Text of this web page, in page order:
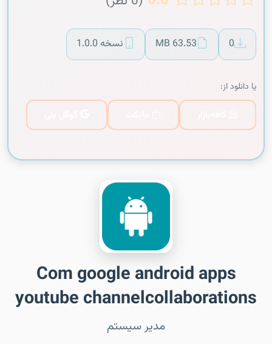
0
63.53 MB نسخه 1.0.0
یا دانلود از:
Com google android apps
youtube channelcollaborations
مدیر سیستم